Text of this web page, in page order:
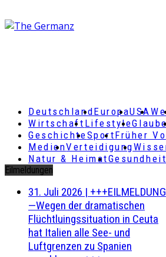
DeutschlandEuropaUSA
Wirtschaft Lifestyle
GeschichteSportFrüher
MedienVerteidigung
Natur & HeimatGesundheit
Eilmeldungen
31. Juli 2026 | +++EILMELDUNG
—Wegen der dramatischen
Flüchtluingssituation in Ceuta
hat Italien alle See- und
Luftgrenzen zu Spanien